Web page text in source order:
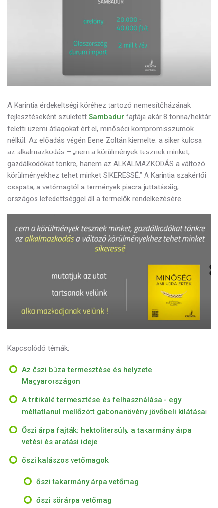
A Karintia érdekeltségi köréhez tartozó nemesítőházának
fejlesztéseként született Sambadur fajtája akár 8 tonna/hektár
feletti üzemi átlagokat ért el, minőségi kompromisszumok
nélkül. Az előadás végén Bene Zoltán kiemelte: a siker kulcsa
az alkalmazkodás – „nem a körülmények tesznek minket,
gazdálkodókat tönkre, hanem az ALKALMAZKODÁS a változó
körülményekhez tehet minket SIKERESSÉ.” A Karintia szakértői
csapata, a vetőmagtól a termények piacra juttatásáig,
országos lefedettséggel áll a termelők rendelkezésére.
Kapcsolódó témák:
Az őszi búza termesztése és helyzete
Magyarországon
A tritikálé termesztése és felhasználása - egy
méltatlanul mellőzött gabonanövény jövőbeli kilátásai
Őszi árpa fajták: hektolitersúly, a takarmány árpa
vetési és aratási ideje
őszi kalászos vetőmagok
őszi takarmány árpa vetőmag
őszi sörárpa vetőmag